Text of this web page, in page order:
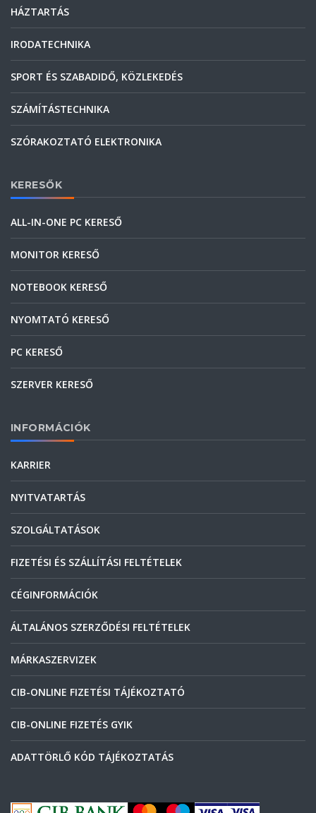
HÁZTARTÁS
IRODATECHNIKA
SPORT ÉS SZABADIDŐ, KÖZLEKEDÉS
SZÁMÍTÁSTECHNIKA
SZÓRAKOZTATÓ ELEKTRONIKA
KERESŐK
ALL-IN-ONE PC KERESŐ
MONITOR KERESŐ
NOTEBOOK KERESŐ
NYOMTATÓ KERESŐ
PC KERESŐ
SZERVER KERESŐ
INFORMÁCIÓK
KARRIER
NYITVATARTÁS
SZOLGÁLTATÁSOK
FIZETÉSI ÉS SZÁLLÍTÁSI FELTÉTELEK
CÉGINFORMÁCIÓK
ÁLTALÁNOS SZERZŐDÉSI FELTÉTELEK
MÁRKASZERVIZEK
CIB-ONLINE FIZETÉSI TÁJÉKOZTATÓ
CIB-ONLINE FIZETÉS GYIK
ADATTÖRLŐ KÓD TÁJÉKOZTATÁS